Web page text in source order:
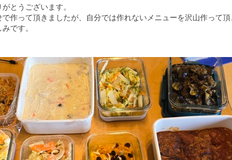
とうございます。
作って頂きましたが、自分では作れないメニューを沢山作って
です。
煮
レー風味
え